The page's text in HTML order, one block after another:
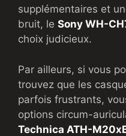
supplémentaires et
bruit, le Sony WH-
choix judicieux.
Par ailleurs, si vous
trouvez que les
parfois frustrants,
options circum-
Technica ATH-